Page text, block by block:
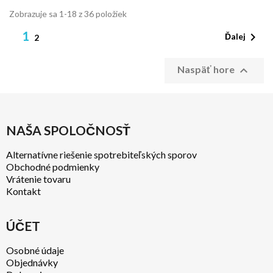
Zobrazuje sa 1-18 z 36 položiek
1 2 Ďalej 
Naspäť hore 
NAŠA SPOLOČNOSŤ
Alternatívne riešenie spotrebiteľských sporov
Obchodné podmienky
Vrátenie tovaru
Kontakt
ÚČET
Osobné údaje
Objednávky